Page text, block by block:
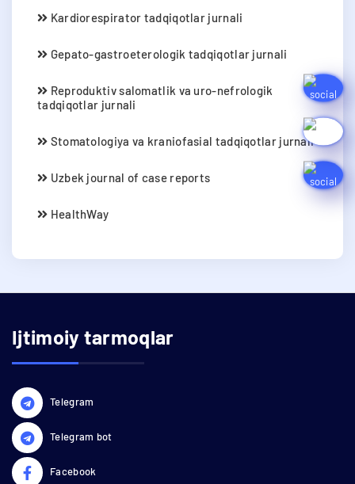
Kardiorespirator tadqiqotlar jurnali
Gepato-gastroeterologik tadqiqotlar jurnali
Reproduktiv salomatlik va uro-nefrologik
tadqiqotlar jurnali
Stomatologiya va kraniofasial tadqiqotlar jurnali
Uzbek journal of case reports
HealthWay
Ijtimoiy tarmoqlar
Telegram
Telegram bot
Facebook